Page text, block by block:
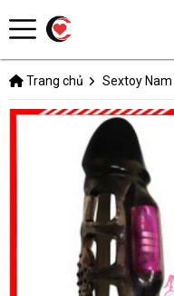
Trang chủ Sextoy Nam